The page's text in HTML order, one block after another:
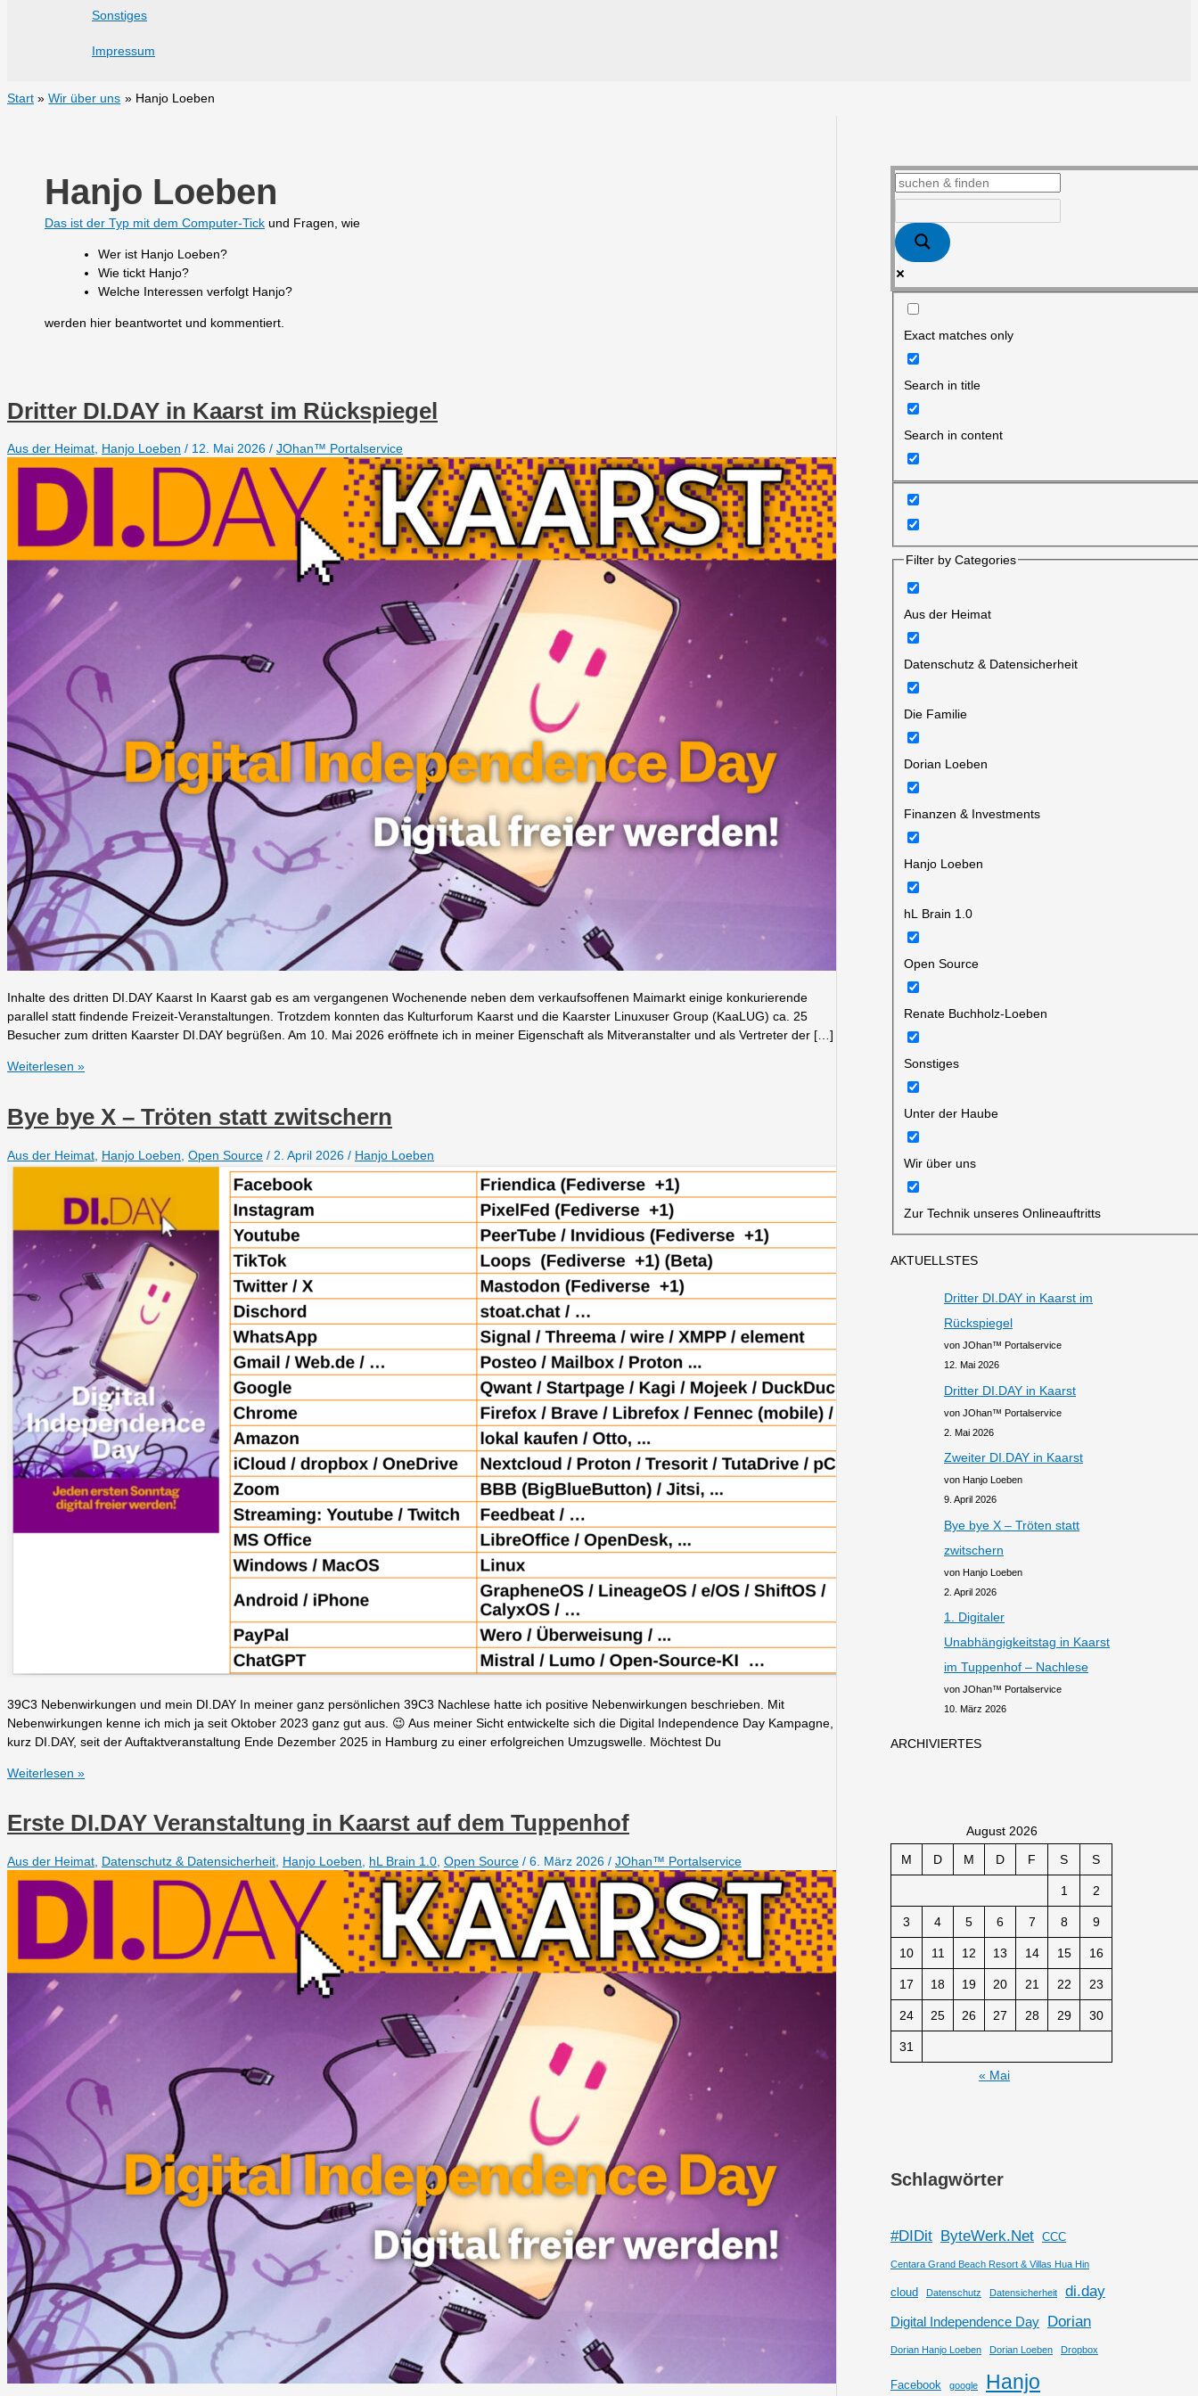
Sonstiges
Impressum
Start Wir über uns Hanjo Loeben
Hanjo Loeben
Das ist der Typ mit dem Computer-Tick und Fragen, wie
Wer ist Hanjo Loeben?
Wie tickt Hanjo?
Welche Interessen verfolgt Hanjo?
werden hier beantwortet und kommentiert.
Dritter DI.DAY in Kaarst im Rückspiegel
Aus der Heimat, Hanjo Loeben / 12. Mai 2026 / JOhan™ Portalservice
Inhalte des dritten DI.DAY Kaarst In Kaarst gab es am vergangenen Wochenende neben dem verkaufsoffenen Maimarkt einige konkurierende
parallel statt findende Freizeit-Veranstaltungen. Trotzdem konnten das Kulturforum Kaarst und die Kaarster Linuxuser Group (KaaLUG) ca. 25
Besucher zum dritten Kaarster DI.DAY begrüßen. Am 10. Mai 2026 eröffnete ich in meiner Eigenschaft als Mitveranstalter und als Vertreter der […]
Dritter
Kaarst
Rückspiegel
Weiterlesen »
Bye bye X – Tröten statt zwitschern
Aus der Heimat Hanjo Loeben Open Source / 2. April 2026 / Hanjo Loeben
39C3 Nebenwirkungen und mein DI.DAY In meiner ganz persönlichen 39C3 Nachlese hatte ich positive Nebenwirkungen beschrieben. Mit
Nebenwirkungen kenne ich mich ja seit Oktober 2023 ganz gut aus. 😉 Aus meiner Sicht entwickelte sich die Digital Independence Day Kampagne,
kurz DI.DAY, seit der Auftaktveranstaltung Ende Dezember 2025 in Hamburg zu einer erfolgreichen Umzugswelle. Möchtest Du
Bye
–
statt
zwitschern
Weiterlesen »
Erste DI.DAY Veranstaltung in Kaarst auf dem Tuppenhof
Aus der Heimat Datenschutz & Datensicherheit Hanjo Loeben hL Brain 1.0 Open Source / 6. März 2026 / JOhan™ Portalservice
Exact matches only
Search in title
Search in content
Filter by Categories
Aus der Heimat
Datenschutz & Datensicherheit
Die Familie
Dorian Loeben
Finanzen & Investments
Hanjo Loeben
hL Brain 1.0
Open Source
Renate Buchholz-Loeben
Sonstiges
Unter der Haube
Wir über uns
Zur Technik unseres Onlineauftritts
AKTUELLSTES
Dritter DI.DAY in Kaarst im
Rückspiegel
von JOhan™ Portalservice
12. Mai 2026
Dritter DI.DAY in Kaarst
von JOhan™ Portalservice
2. Mai 2026
Zweiter DI.DAY in Kaarst
von Hanjo Loeben
9. April 2026
Bye bye X – Tröten statt
zwitschern
von Hanjo Loeben
2. April 2026
1. Digitaler
Unabhängigkeitstag in Kaarst
im Tuppenhof – Nachlese
von JOhan™ Portalservice
10. März 2026
ARCHIVIERTES
August 2026
M
D M D F S S
1 2
3 4 5 6 7 8 9
10 11 12 13 14 15 16
17 18 19 20 21 22 23
24 25 26 27 28 29 30
31
« Mai
Schlagwörter
#DIDit ByteWerk.Net CCC
Centara Grand Beach Resort & Villas Hua Hin
cloud Datenschutz Datensicherheit di.day
Digital Independence Day Dorian
Dorian Hanjo Loeben Dorian Loeben Dropbox
Facebook google Hanjo